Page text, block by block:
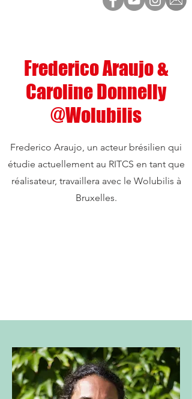
Frederico Araujo &
Caroline Donnelly
@Wolubilis
Frederico Araujo, un acteur brésilien qui
étudie actuellement au RITCS en tant que
réalisateur, travaillera avec le Wolubilis à
Bruxelles.